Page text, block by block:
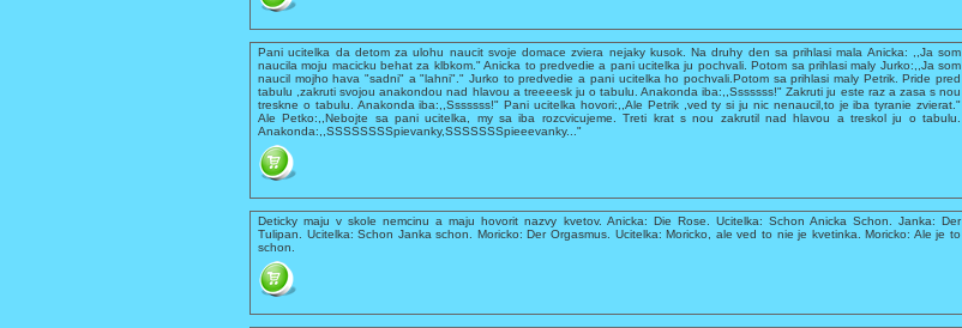
Pani ucitelka da detom za ulohu naucit svoje domace zviera nejaky kusok. Na druhy den sa prihlasi mala Anicka: ,,Ja som
naucila moju macicku behat za klbkom." Anicka to predvedie a pani ucitelka ju pochvali. Potom sa prihlasi maly Jurko:,,Ja som
naucil mojho hava "sadni" a "lahni"." Jurko to predvedie a pani ucitelka ho pochvali.Potom sa prihlasi maly Petrik. Pride pred
tabulu ,zakruti svojou anakondou nad hlavou a treeeesk ju o tabulu. Anakonda iba:,,Sssssss!" Zakruti ju este raz a zasa s nou
treskne o tabulu. Anakonda iba:,,Sssssss!" Pani ucitelka hovori:,,Ale Petrik ,ved ty si ju nic nenaucil,to je iba tyranie zvierat."
Ale Petko:,,Nebojte sa pani ucitelka, my sa iba rozcvicujeme. Treti krat s nou zakrutil nad hlavou a treskol ju o tabulu.
Anakonda:,,SSSSSSSSpievanky,SSSSSSSpieeevanky..."
Deticky maju v skole nemcinu a maju hovorit nazvy kvetov. Anicka: Die Rose. Ucitelka: Schon Anicka Schon. Janka: Der
Tulipan. Ucitelka: Schon Janka schon. Moricko: Der Orgasmus. Ucitelka: Moricko, ale ved to nie je kvetinka. Moricko: Ale je to
schon.